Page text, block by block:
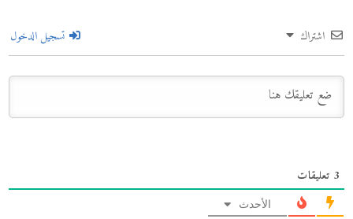
اشتراك تسجيل الدخول
3 تعليقات
الأحدث